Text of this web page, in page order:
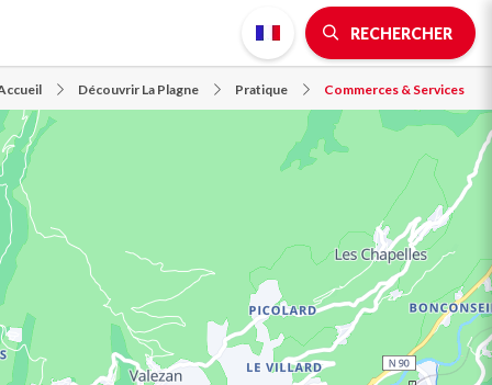
RECHERCHER
Découvrir La Plagne Pratique Commerces & Services